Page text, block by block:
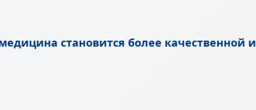
становится более качественной и